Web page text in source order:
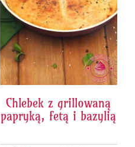
Chlebek z grillowaną
papryką, fetą i bazylią